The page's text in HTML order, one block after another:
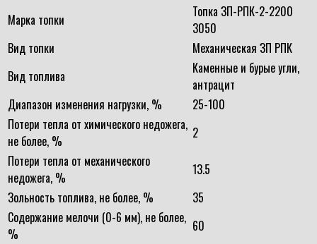
Марка топки
Топка ЗП-РПК-2-2200
3050
Вид топки
Механическая ЗП РПК
Вид топлива
Каменные и бурые угли,
антрацит
Диапазон изменения нагрузки, %
25-100
Потери тепла от химического недожега,
не более, %
2
Потери тепла от механического
недожега, %
13.5
Зольность топлива, не более, %
35
Содержание мелочи (0-6 мм), не более,
%
60